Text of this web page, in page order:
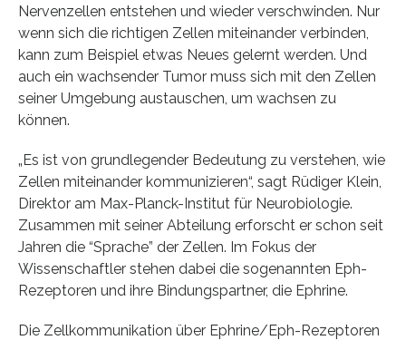
Nervenzellen entstehen und wieder verschwinden. Nur
wenn sich die richtigen Zellen miteinander verbinden,
kann zum Beispiel etwas Neues gelernt werden. Und
auch ein wachsender Tumor muss sich mit den Zellen
seiner Umgebung austauschen, um wachsen zu
können.
„Es ist von grundlegender Bedeutung zu verstehen, wie
Zellen miteinander kommunizieren“, sagt Rüdiger Klein,
Direktor am Max-Planck-Institut für Neurobiologie.
Zusammen mit seiner Abteilung erforscht er schon seit
Jahren die “Sprache” der Zellen. Im Fokus der
Wissenschaftler stehen dabei die sogenannten Eph-
Rezeptoren und ihre Bindungspartner, die Ephrine.
Die Zellkommunikation über Ephrine/Eph-Rezeptoren